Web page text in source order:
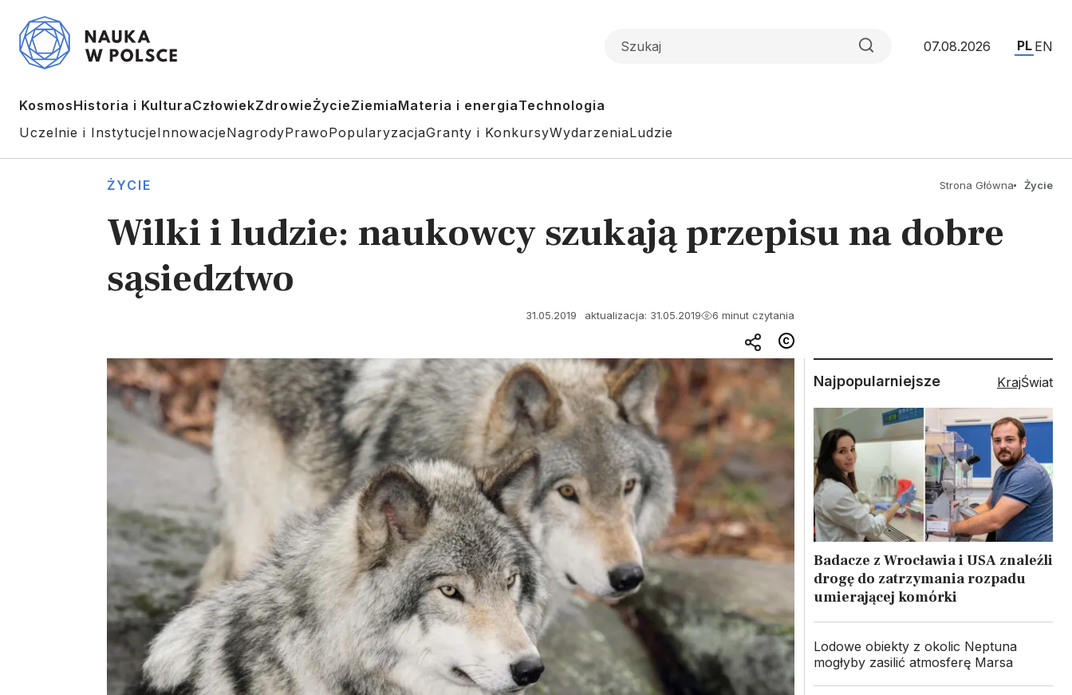
07.08.2026 PL EN
KosmosHistoria i KulturaCzłowiekZdrowieŻycieZiemiaMateria i energiaTechnologia
Uczelnie i InstytucjeInnowacjeNagrodyPrawoPopularyzacjaGranty i KonkursyWydarzeniaLudzie
ŻYCIE Strona Główna Życie
Wilki i ludzie: naukowcy szukają przepisu na dobre
sąsiedztwo
31.05.2019 aktualizacja: 31.05.2019 6 minut czytania
Najpopularniejsze KrajŚwiat
Badacze z Wrocławia i USA znaleźli
drogę do zatrzymania rozpadu
umierającej komórki
Lodowe obiekty z okolic Neptuna
mogłyby zasilić atmosferę Marsa